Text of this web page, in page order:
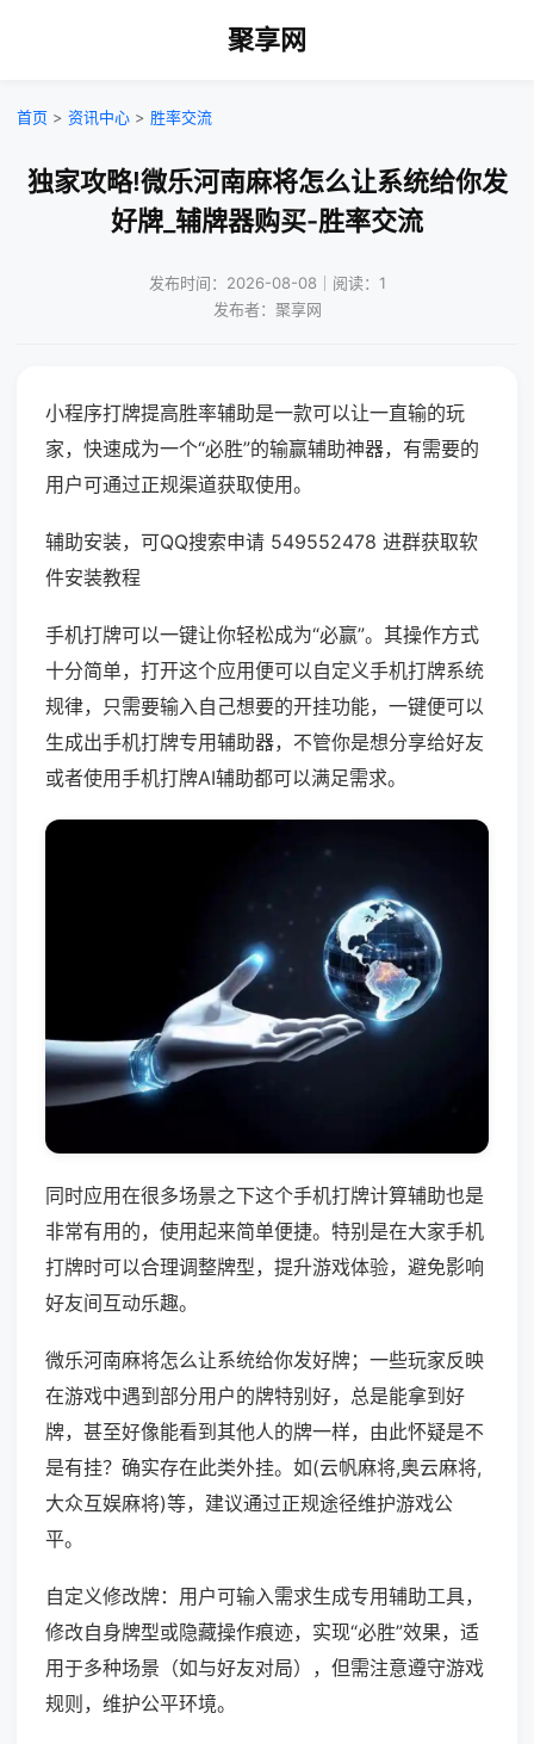
聚享网
首页 > 资讯中心 > 胜率交流
独家攻略!微乐河南麻将怎么让系统给你发
好牌_辅牌器购买-胜率交流
发布时间：2026-08-08｜阅读：1
发布者：聚享网
小程序打牌提高胜率辅助是一款可以让一直输的玩
家，快速成为一个“必胜”的输赢辅助神器，有需要的
用户可通过正规渠道获取使用。
辅助安装，可QQ搜索申请 549552478 进群获取软
件安装教程
手机打牌可以一键让你轻松成为“必赢”。其操作方式
十分简单，打开这个应用便可以自定义手机打牌系统
规律，只需要输入自己想要的开挂功能，一键便可以
生成出手机打牌专用辅助器，不管你是想分享给好友
或者使用手机打牌AI辅助都可以满足需求。
同时应用在很多场景之下这个手机打牌计算辅助也是
非常有用的，使用起来简单便捷。特别是在大家手机
打牌时可以合理调整牌型，提升游戏体验，避免影响
好友间互动乐趣。
微乐河南麻将怎么让系统给你发好牌；一些玩家反映
在游戏中遇到部分用户的牌特别好，总是能拿到好
牌，甚至好像能看到其他人的牌一样，由此怀疑是不
是有挂？确实存在此类外挂。如(云帆麻将,奥云麻将,
大众互娱麻将)等，建议通过正规途径维护游戏公
平。
自定义修改牌：用户可输入需求生成专用辅助工具，
修改自身牌型或隐藏操作痕迹，实现“必胜”效果，适
用于多种场景（如与好友对局），但需注意遵守游戏
规则，维护公平环境。